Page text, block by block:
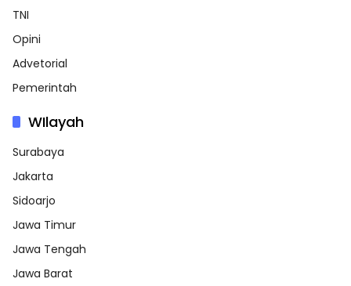
TNI
Opini
Advetorial
Pemerintah
WIlayah
Surabaya
Jakarta
Sidoarjo
Jawa Timur
Jawa Tengah
Jawa Barat